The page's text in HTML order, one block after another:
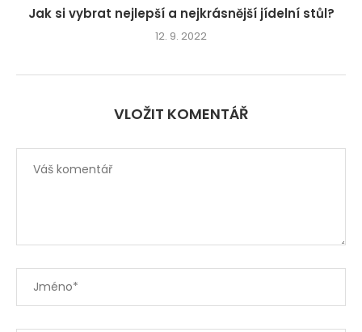
Jak si vybrat nejlepší a nejkrásnější jídelní stůl?
12. 9. 2022
VLOŽIT KOMENTÁŘ